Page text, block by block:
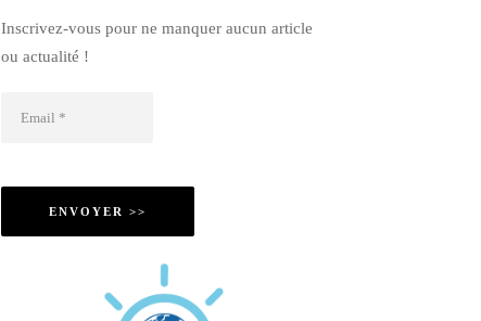
Inscrivez-vous pour ne manquer aucun article
ou actualité !